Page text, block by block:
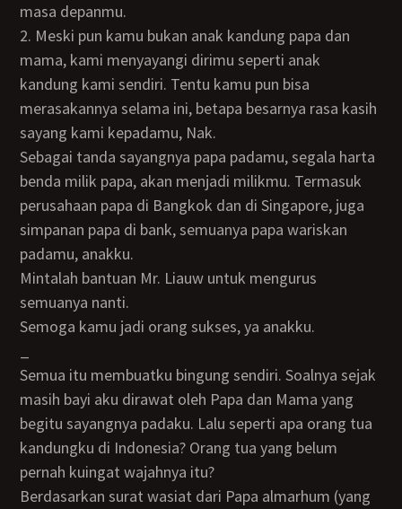
masa depanmu.
2. Meski pun kamu bukan anak kandung papa dan
mama, kami menyayangi dirimu seperti anak
kandung kami sendiri. Tentu kamu pun bisa
merasakannya selama ini, betapa besarnya rasa kasih
sayang kami kepadamu, Nak.
Sebagai tanda sayangnya papa padamu, segala harta
benda milik papa, akan menjadi milikmu. Termasuk
perusahaan papa di Bangkok dan di Singapore, juga
simpanan papa di bank, semuanya papa wariskan
padamu, anakku.
Mintalah bantuan Mr. Liauw untuk mengurus
semuanya nanti.
Semoga kamu jadi orang sukses, ya anakku.
Semua itu membuatku bingung sendiri. Soalnya sejak
masih bayi aku dirawat oleh Papa dan Mama yang
begitu sayangnya padaku. Lalu seperti apa orang tua
kandungku di Indonesia? Orang tua yang belum
pernah kuingat wajahnya itu?
Berdasarkan surat wasiat dari Papa almarhum (yang